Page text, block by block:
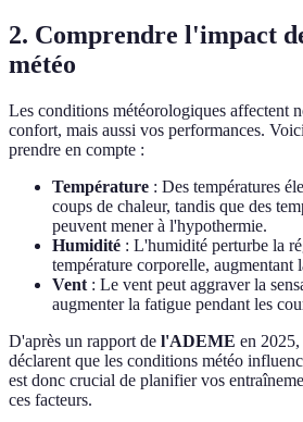
2. Comprendre l'impact
météo
Les conditions météorologiques affectent
confort, mais aussi vos performances.
prendre en compte :
Température : Des températures
coups de chaleur, tandis que des
peuvent mener à l'hypothermie.
Humidité : L'humidité perturbe la
température corporelle, augmentant
Vent : Le vent peut aggraver la
augmenter la fatigue pendant les
D'après un rapport de l'ADEME en
déclarent que les conditions météo
est donc crucial de planifier vos
ces facteurs.